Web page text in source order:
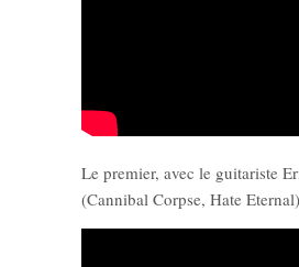
Le premier, avec le guitariste
(Cannibal Corpse, Hate